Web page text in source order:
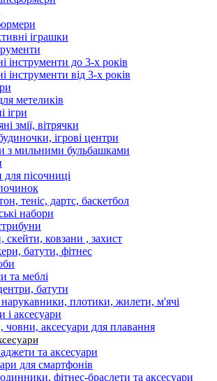
іграшки
інструменти до 3-х років
інструменти від 3-х років
метеликів
ігри
змії, вітрячки
ігрові центри
з мильними бульбашками
пісочниці
теніс, дартс, баскетбол
набори
скейти, ковзани , захист
батути, фітнес
та меблі
батути
плотики, жилети, м'ячі
і аксесуари
човни, аксесуари для плавання
та аксесуари
для смартфонів
фітнес-браслети та аксесуари